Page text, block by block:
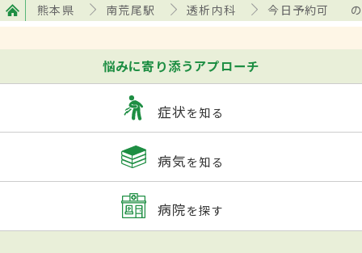
熊本県 南荒尾駅 透析内科 今日予約可
悩みに寄り添うアプローチ
症状を知る
病気を知る
病院を探す